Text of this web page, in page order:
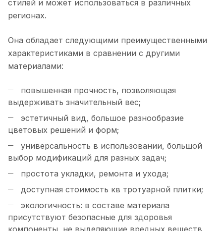
стилей и может использоваться в различных
регионах.
Она обладает следующими преимущественными
характеристиками в сравнении с другими
материалами:
повышенная прочность, позволяющая
выдерживать значительный вес;
эстетичный вид, большое разнообразие
цветовых решений и форм;
универсальность в использовании, большой
выбор модификаций для разных задач;
простота укладки, ремонта и ухода;
доступная стоимость кв тротуарной плитки;
экологичность: в составе материала
присутствуют безопасные для здоровья
компоненты, не выделяющие вредных веществ